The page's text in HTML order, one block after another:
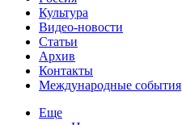
Культура
Видео-новости
Статьи
Архив
Контакты
Международные события
Еще